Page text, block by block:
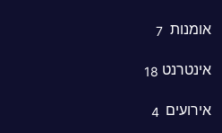
7
18
4